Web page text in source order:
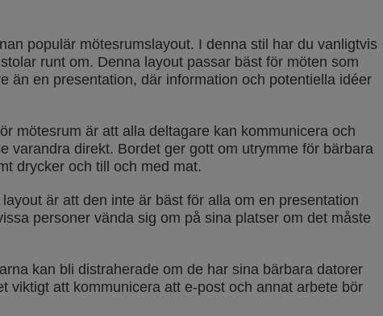
populär mötesrumslayout. I denna stil har du vanligtvis
runt om. Denna layout passar bäst för möten som
än en presentation, där information och potentiella idéer
mötesrum är att alla deltagare kan kommunicera och
varandra direkt. Bordet ger gott om utrymme för bärbara
drycker och till och med mat.
är att den inte är bäst för alla om en presentation
personer vända sig om på sina platser om det måste
kan bli distraherade om de har sina bärbara datorer
viktigt att kommunicera att e-post och annat arbete bör